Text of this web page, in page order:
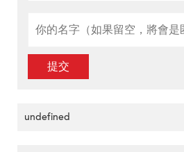
提交
undefined